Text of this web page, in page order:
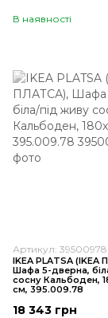
В наявності
Артикул: 39500978
IKEA PLATSA (ІKEA
Шафа 5-дверна,
сосну Кальбоден,
см, 395.009.78
18 343 грн